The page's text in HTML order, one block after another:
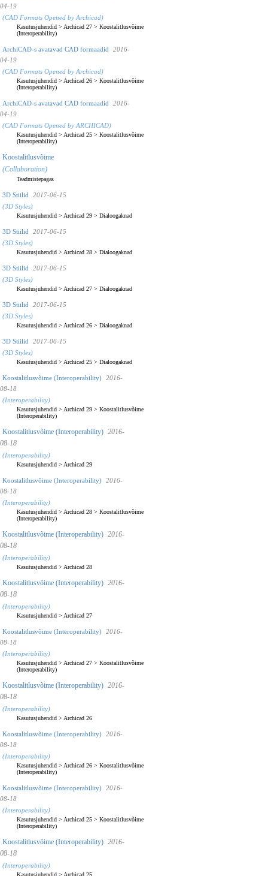
04-19
(CAD Formats Opened by Archicad)
Kasutusjuhendid > Archicad 27 > Koostalitlusvõime
(Interoperability)
ArchiCAD-s avatavad CAD formaadid
2016-
04-19
(CAD Formats Opened by Archicad)
Kasutusjuhendid > Archicad 26 > Koostalitlusvõime
(Interoperability)
ArchiCAD-s avatavad CAD formaadid
2016-
04-19
(CAD Formats Opened by ARCHICAD)
Kasutusjuhendid > Archicad 25 > Koostalitlusvõime
(Interoperability)
Koostalitlusvõime
(Collaboration)
Teadmistepagas
3D Stiilid
2017-06-15
(3D Styles)
Kasutusjuhendid > Archicad 29 > Dialoogaknad
3D Stiilid
2017-06-15
(3D Styles)
Kasutusjuhendid > Archicad 28 > Dialoogaknad
3D Stiilid
2017-06-15
(3D Styles)
Kasutusjuhendid > Archicad 27 > Dialoogaknad
3D Stiilid
2017-06-15
(3D Styles)
Kasutusjuhendid > Archicad 26 > Dialoogaknad
3D Stiilid
2017-06-15
(3D Styles)
Kasutusjuhendid > Archicad 25 > Dialoogaknad
Koostalitlusvõime (Interoperability)
2016-
08-18
(Interoperability)
Kasutusjuhendid > Archicad 29 > Koostalitlusvõime
(Interoperability)
Koostalitlusvõime (Interoperability) 2016-
08-18
(Interoperability)
Kasutusjuhendid > Archicad 29
Koostalitlusvõime (Interoperability)
2016-
08-18
(Interoperability)
Kasutusjuhendid > Archicad 28 > Koostalitlusvõime
(Interoperability)
Koostalitlusvõime (Interoperability) 2016-
08-18
(Interoperability)
Kasutusjuhendid > Archicad 28
Koostalitlusvõime (Interoperability) 2016-
08-18
(Interoperability)
Kasutusjuhendid > Archicad 27
Koostalitlusvõime (Interoperability)
2016-
08-18
(Interoperability)
Kasutusjuhendid > Archicad 27 > Koostalitlusvõime
(Interoperability)
Koostalitlusvõime (Interoperability) 2016-
08-18
(Interoperability)
Kasutusjuhendid > Archicad 26
Koostalitlusvõime (Interoperability)
2016-
08-18
(Interoperability)
Kasutusjuhendid > Archicad 26 > Koostalitlusvõime
(Interoperability)
Koostalitlusvõime (Interoperability)
2016-
08-18
(Interoperability)
Kasutusjuhendid > Archicad 25 > Koostalitlusvõime
(Interoperability)
Koostalitlusvõime (Interoperability) 2016-
08-18
(Interoperability)
Kasutusjuhendid > Archicad 25